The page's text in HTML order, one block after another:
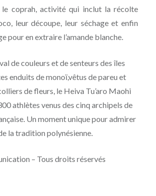
le coprah, activité qui inclut la récolte
leur découpe, leur séchage et enfin
pour en extraire l’amande blanche.
de couleurs et de senteurs des îles
enduits de monoï,vêtus de pareu et
de fleurs, le Heiva Tu’aro Maohi
athlètes venus des cinq archipels de
Un moment unique pour admirer
la tradition polynésienne.
– Tous droits réservés